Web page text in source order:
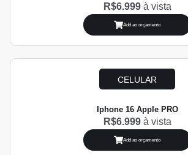
R$6.999à vista
Add ao orçamento
CELULAR
Iphone 16 Apple PRO
R$6.999à vista
Add ao orçamento